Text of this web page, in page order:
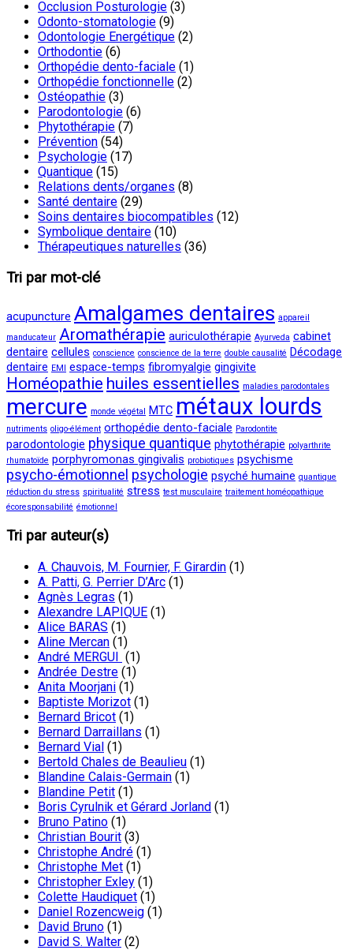
Occlusion Posturologie (3)
Odonto-stomatologie (9)
Odontologie Energétique (2)
Orthodontie (6)
Orthopédie dento-faciale (1)
Orthopédie fonctionnelle (2)
Ostéopathie (3)
Parodontologie (6)
Phytothérapie (7)
Prévention (54)
Psychologie (17)
Quantique (15)
Relations dents/organes (8)
Santé dentaire (29)
Soins dentaires biocompatibles (12)
Symbolique dentaire (10)
Thérapeutiques naturelles (36)
Tri par mot-clé
acupuncture Amalgames dentaires appareil
manducateur Aromathérapie auriculothérapie Ayurveda cabinet
dentaire cellules conscience conscience de la terre double causalité Décodage
dentaire EMI espace-temps fibromyalgie gingivite
Homéopathie huiles essentielles maladies parodontales
mercure monde végétal MTC métaux lourds
nutriments oligo-élément orthopédie dento-faciale Parodontite
parodontologie physique quantique phytothérapie polyarthrite
rhumatoïde porphyromonas gingivalis probiotiques psychisme
psycho-émotionnel psychologie psyché humaine quantique
réduction du stress spiritualité stress test musculaire traitement homéopathique
écoresponsabilité émotionnel
Tri par auteur(s)
A. Chauvois, M. Fournier, F. Girardin (1)
A. Patti, G. Perrier D’Arc (1)
Agnès Legras (1)
Alexandre LAPIQUE (1)
Alice BARAS (1)
Aline Mercan (1)
André MERGUI (1)
Andrée Destre (1)
Anita Moorjani (1)
Baptiste Morizot (1)
Bernard Bricot (1)
Bernard Darraillans (1)
Bernard Vial (1)
Bertold Chales de Beaulieu (1)
Blandine Calais-Germain (1)
Blandine Petit (1)
Boris Cyrulnik et Gérard Jorland (1)
Bruno Patino (1)
Christian Bourit (3)
Christophe André (1)
Christophe Met (1)
Christopher Exley (1)
Colette Haudiquet (1)
Daniel Rozencweig (1)
David Bruno (1)
David S. Walter (2)